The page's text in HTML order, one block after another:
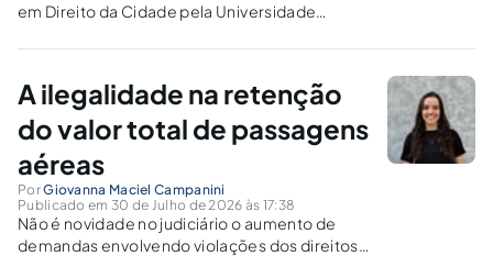
em Direito da Cidade pela Universidade
da Federação da Indústria do Estado do Rio de
felipe.campana@hotmail.comRESUMOO
artigo analisa a gestão pública das praças no
Rio de...
A ilegalidade na retenção
do valor total de passagens
aéreas
PorGiovanna Maciel Campanini
Publicado em 30 de Julho de 2026 às 17:38
Não é novidade no judiciário o aumento de
demandas envolvendo violações dos direitos